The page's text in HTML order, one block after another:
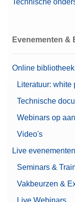
Evenementen &
Online bibliotheek
Literatuur:
Technische
Webinars op
Video's
Live evenementen
Seminars &
Vakbeurzen &
Live Webinars